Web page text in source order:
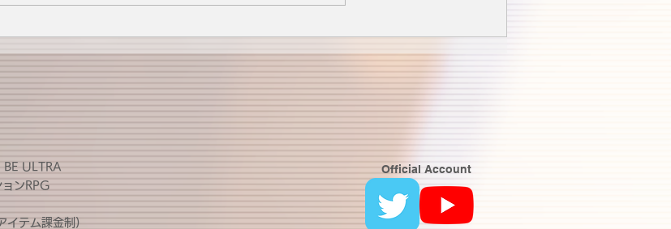
ULTRA
ンRPG
イテム課金制)
Official Account